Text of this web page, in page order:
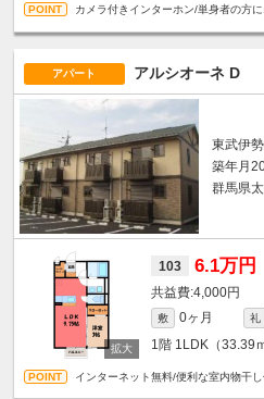
カメラ付きインターホン/単身者の方
アパート アルシオーネ D
東武伊
築年月
群馬県
103 6.1万円
4,000円
敷 0ヶ月 礼
1階 1LDK（33.39
インターネット無料/便利な室内物干